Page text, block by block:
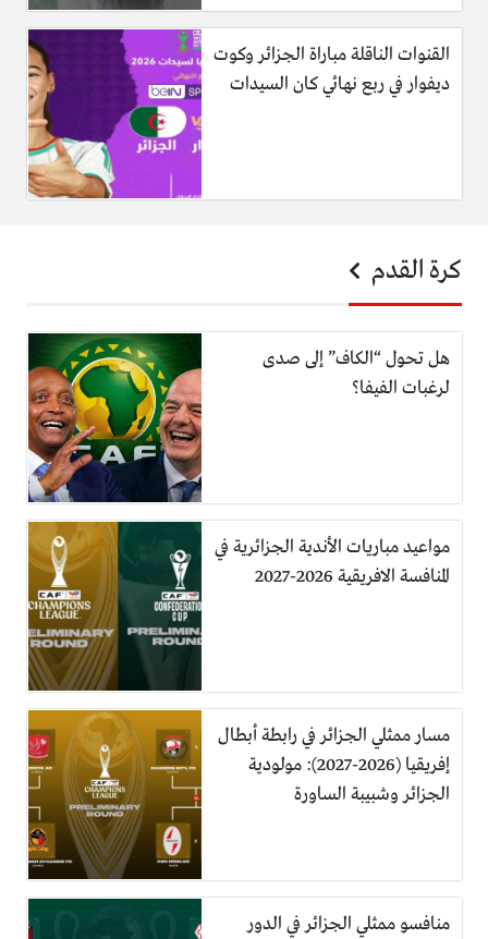
القنوات الناقلة مباراة الجزائر وكوت
ديفوار في ربع نهائي كان السيدات
كرة القدم
هل تحول “الكاف” إلى صدى
لرغبات الفيفا؟
مواعيد مباريات الأندية الجزائرية في
المنافسة الافريقية 2026-2027
مسار ممثلي الجزائر في رابطة أبطال
إفريقيا (2026-2027): مولودية
الجزائر وشبيبة الساورة
منافسو ممثلي الجزائر في الدور